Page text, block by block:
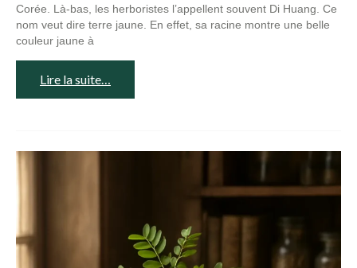
Corée. Là-bas, les herboristes l’appellent souvent Di Huang. Ce
nom veut dire terre jaune. En effet, sa racine montre une belle
couleur jaune à
Lire la suite…